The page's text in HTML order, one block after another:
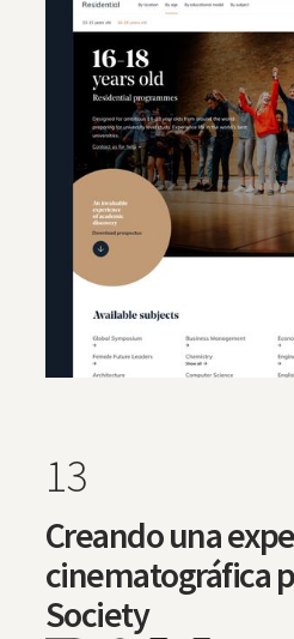
13
Creando una
cinematográfica
Society